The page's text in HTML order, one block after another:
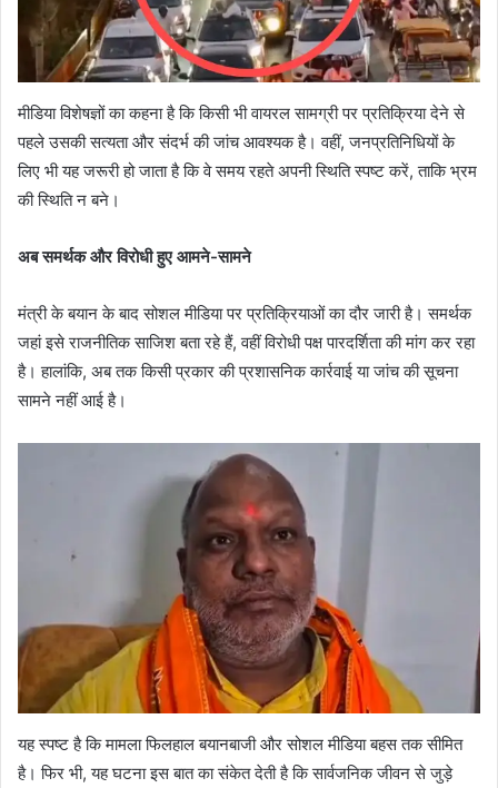
मीडिया विशेषज्ञों का कहना है कि किसी भी वायरल सामग्री पर प्रतिक्रिया देने से
पहले उसकी सत्यता और संदर्भ की जांच आवश्यक है। वहीं, जनप्रतिनिधियों के
लिए भी यह जरूरी हो जाता है कि वे समय रहते अपनी स्थिति स्पष्ट करें, ताकि भ्रम
की स्थिति न बने।
अब समर्थक और विरोधी हुए आमने-सामने
मंत्री के बयान के बाद सोशल मीडिया पर प्रतिक्रियाओं का दौर जारी है। समर्थक
जहां इसे राजनीतिक साजिश बता रहे हैं, वहीं विरोधी पक्ष पारदर्शिता की मांग कर रहा
है। हालांकि, अब तक किसी प्रकार की प्रशासनिक कार्रवाई या जांच की सूचना
सामने नहीं आई है।
यह स्पष्ट है कि मामला फिलहाल बयानबाजी और सोशल मीडिया बहस तक सीमित
है। फिर भी, यह घटना इस बात का संकेत देती है कि सार्वजनिक जीवन से जुड़े